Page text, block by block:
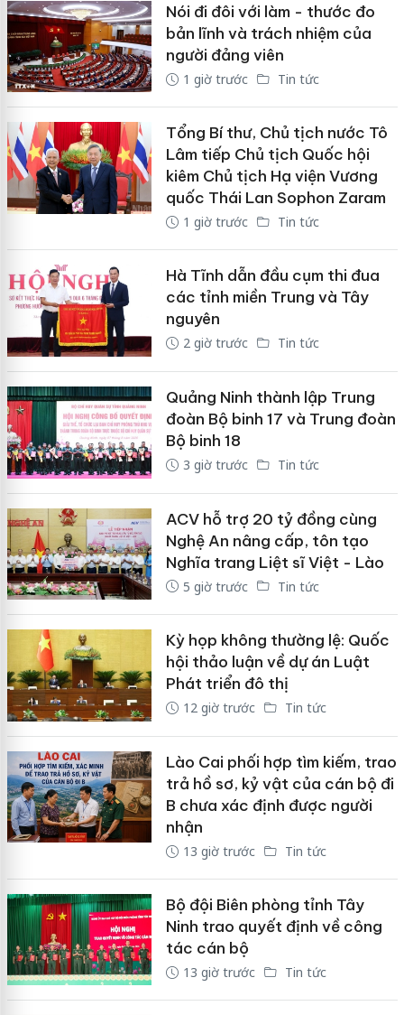
Nói đi đôi với làm - thước đo
bản lĩnh và trách nhiệm của
người đảng viên
1 giờ trước Tin tức
Tổng Bí thư, Chủ tịch nước Tô
Lâm tiếp Chủ tịch Quốc hội
kiêm Chủ tịch Hạ viện Vương
quốc Thái Lan Sophon Zaram
1 giờ trước Tin tức
Hà Tĩnh dẫn đầu cụm thi đua
các tỉnh miền Trung và Tây
nguyên
2 giờ trước Tin tức
Quảng Ninh thành lập Trung
đoàn Bộ binh 17 và Trung đoàn
Bộ binh 18
3 giờ trước Tin tức
ACV hỗ trợ 20 tỷ đồng cùng
Nghệ An nâng cấp, tôn tạo
Nghĩa trang Liệt sĩ Việt - Lào
5 giờ trước Tin tức
Kỳ họp không thường lệ: Quốc
hội thảo luận về dự án Luật
Phát triển đô thị
12 giờ trước Tin tức
Lào Cai phối hợp tìm kiếm, trao
trả hồ sơ, kỷ vật của cán bộ đi
B chưa xác định được người
nhận
13 giờ trước Tin tức
Bộ đội Biên phòng tỉnh Tây
Ninh trao quyết định về công
tác cán bộ
13 giờ trước Tin tức